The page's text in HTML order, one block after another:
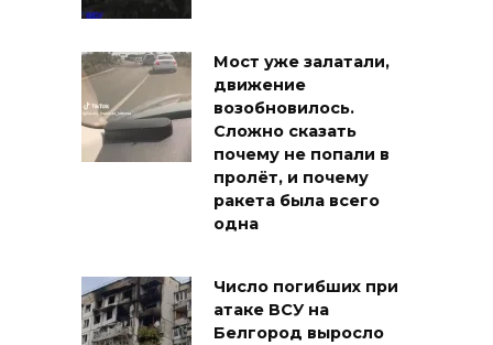
Мост уже залатали,
движение
возобновилось.
Сложно сказать
почему не попали в
пролёт, и почему
ракета была всего
одна
Число погибших при
атаке ВСУ на
Белгород выросло